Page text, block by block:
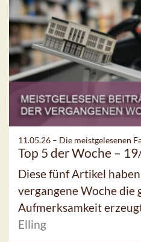
11.05.26 – Die meistgelesenen
Top 5 der Woche –
Diese fünf Artikel
vergangene Woche die
Aufmerksamkeit
Elling